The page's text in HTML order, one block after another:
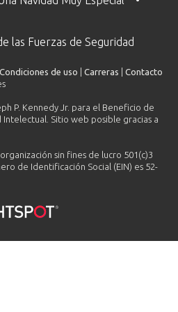
las Fuerzas de Seguridad
Condiciones de uso Carreras
Contacto
P. Kennedy Jr. para el Beneficio de
Intelectual. Sitio web posible gracias a
sin fines de lucro 501(c)3
de Identificación Social (EIN) es 52-